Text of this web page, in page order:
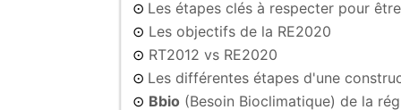
⊙ Les étapes clés à respecter pour
⊙ Les objectifs de la RE2020
⊙ RT2012 vs RE2020
⊙ Les différentes étapes d'une
⊙ Bbio (Besoin Bioclimatique) de la